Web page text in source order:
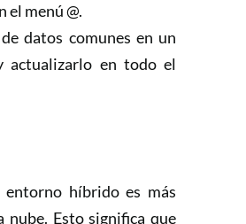
menú @.
datos comunes en un
actualizarlo en todo el
híbrido es más
nube. Esto significa que